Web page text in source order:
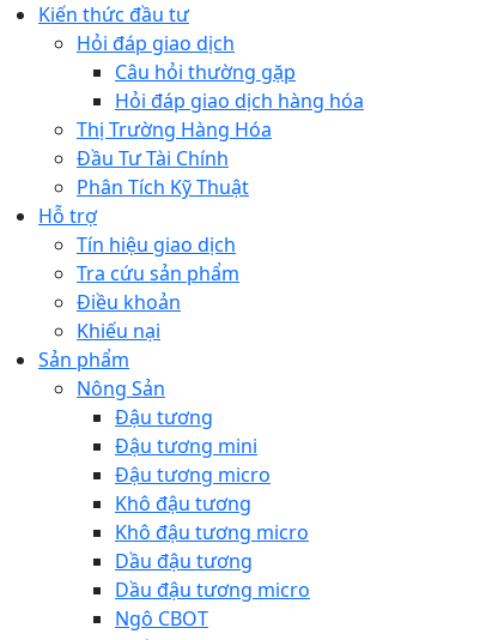
Kiến thức đầu tư
Hỏi đáp giao dịch
Câu hỏi thường gặp
Hỏi đáp giao dịch hàng hóa
Thị Trường Hàng Hóa
Đầu Tư Tài Chính
Phân Tích Kỹ Thuật
Hỗ trợ
Tín hiệu giao dịch
Tra cứu sản phẩm
Điều khoản
Khiếu nại
Sản phẩm
Nông Sản
Đậu tương
Đậu tương mini
Đậu tương micro
Khô đậu tương
Khô đậu tương micro
Dầu đậu tương
Dầu đậu tương micro
Ngô CBOT